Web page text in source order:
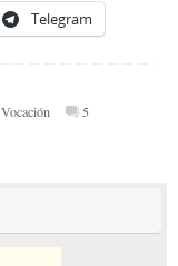
Telegram
Vocación 5